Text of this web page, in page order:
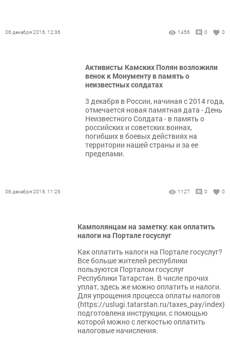
06 декабря 2016, 12:36 1456 0 0
Активисты Камских Полян возложили
венок к Монументу в память о
неизвестных солдатах
3 декабря в России, начиная с 2014 года,
отмечается новая памятная дата - День
Неизвестного Солдата - в память о
российских и советских воинах,
погибших в боевых действиях на
территории нашей страны и за ее
пределами.
06 декабря 2016, 11:26 1127 0 0
Камполянцам на заметку: как оплатить
налоги на Портале госуслуг
Как оплатить налоги на Портале госуслуг?
Все больше жителей республики
пользуются Порталом госуслуг
Республики Татарстан. В числе прочих
уплат, здесь же можно оплатить и налоги.
Для упрощения процесса оплаты налогов
(https://uslugi.tatarstan.ru/taxes_pay/index)
подготовлена инструкции, с помощью
которой можно с легкостью оплатить
налоговые начисления.